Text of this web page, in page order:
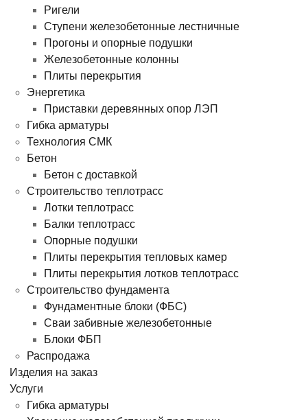
Ригели
Ступени железобетонные лестничные
Прогоны и опорные подушки
Железобетонные колонны
Плиты перекрытия
Энергетика
Приставки деревянных опор ЛЭП
Гибка арматуры
Технология СМК
Бетон
Бетон с доставкой
Строительство теплотрасс
Лотки теплотрасс
Балки теплотрасс
Опорные подушки
Плиты перекрытия тепловых камер
Плиты перекрытия лотков теплотрасс
Строительство фундамента
Фундаментные блоки (ФБС)
Сваи забивные железобетонные
Блоки ФБП
Распродажа
Изделия на заказ
Услуги
Гибка арматуры